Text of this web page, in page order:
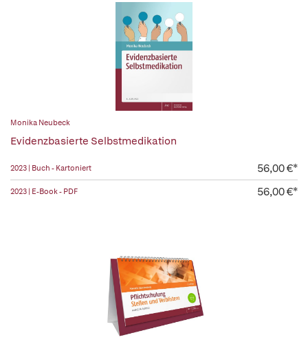
Monika Neubeck
Evidenzbasierte Selbstmedikation
2023 | Buch - Kartoniert 56,00 €*
2023 | E-Book - PDF 56,00 €*